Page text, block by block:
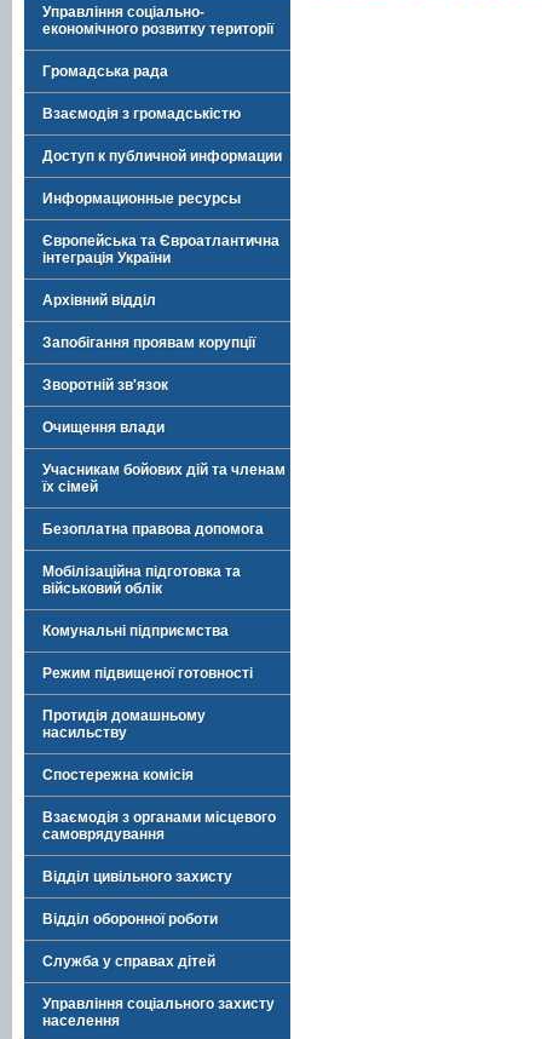
Управління соціально-
економічного розвитку території
Громадська рада
Взаємодія з громадськістю
Доступ к публичной информации
Информационные ресурсы
Європейська та Євроатлантична
інтеграція України
Архівний відділ
Запобігання проявам корупції
Зворотній зв'язок
Очищення влади
Учасникам бойових дій та членам
їх сімей
Безоплатна правова допомога
Мобілізаційна підготовка та
військовий облік
Комунальні підприємства
Режим підвищеної готовності
Протидія домашньому
насильству
Спостережна комісія
Взаємодія з органами місцевого
самоврядування
Відділ цивільного захисту
Відділ оборонної роботи
Служба у справах дітей
Управління соціального захисту
населення